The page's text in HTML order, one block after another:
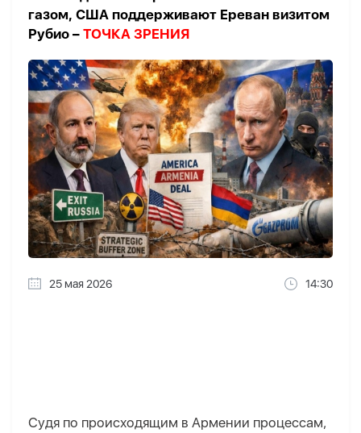
газом, США поддерживают Ереван визитом
Рубио – ТОЧКА ЗРЕНИЯ
25 мая 2026 14:30
Судя по происходящим в Армении процессам,